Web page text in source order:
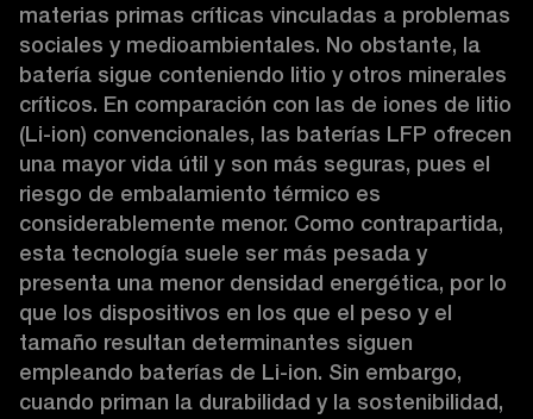
materias primas críticas vinculadas a problemas
sociales y medioambientales. No obstante, la
batería sigue conteniendo litio y otros minerales
críticos. En comparación con las de iones de litio
(Li-ion) convencionales, las baterías LFP ofrecen
una mayor vida útil y son más seguras, pues el
riesgo de embalamiento térmico es
considerablemente menor. Como contrapartida,
esta tecnología suele ser más pesada y
presenta una menor densidad energética, por lo
que los dispositivos en los que el peso y el
tamaño resultan determinantes siguen
empleando baterías de Li-ion. Sin embargo,
cuando priman la durabilidad y la sostenibilidad,